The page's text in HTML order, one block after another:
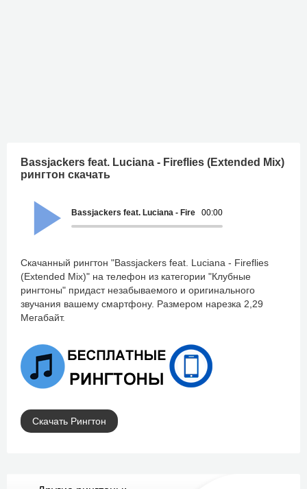
Bassjackers feat. Luciana - Fireflies (Extended Mix)
рингтон скачать
00:00
Bassjackers feat. Luciana - Fireflies (Extended Mix)
Скачанный рингтон "Bassjackers feat. Luciana - Fireflies
(Extended Mix)" на телефон из категории "Клубные
рингтоны" придаст незабываемого и оригинального
звучания вашему смартфону. Размером нарезка 2,29
Мегабайт.
Скачать Рингтон